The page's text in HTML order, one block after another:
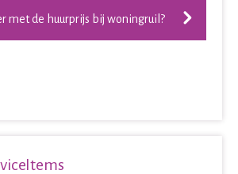
er met de huurprijs bij woningruil?